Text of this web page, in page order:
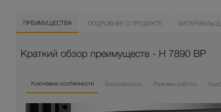
ПРЕИМУЩЕСТВА ПОДРОБНЕЕ О ПРОДУКТЕ МАТЕРИАЛЫ
Краткий обзор преимуществ - H 7890 BP
Ключевые особенности Безопасность Режимы работы